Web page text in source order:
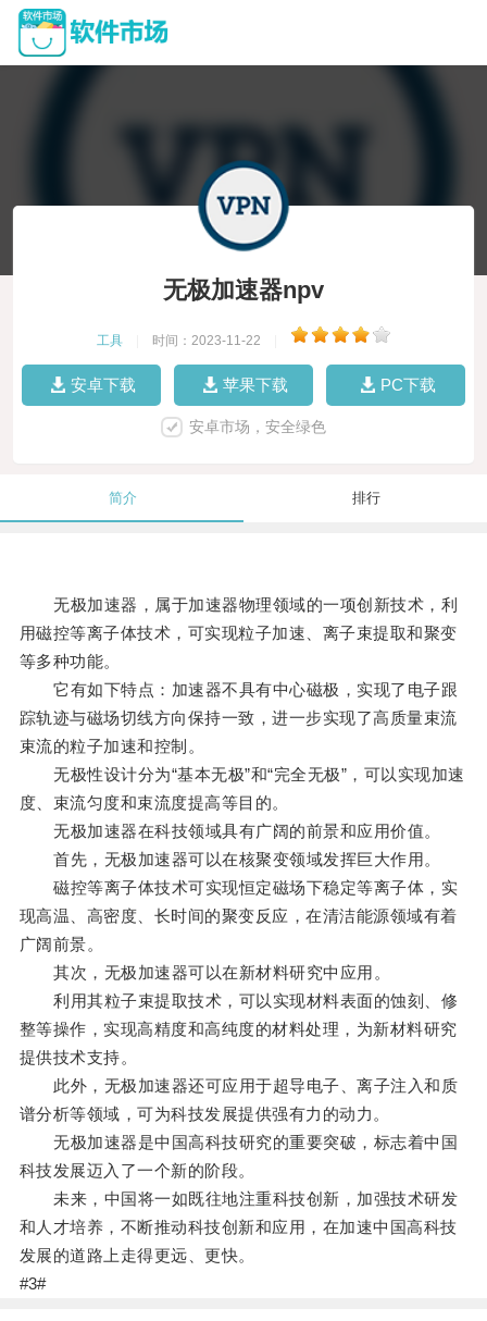
无极加速器npv
工具 时间：2023-11-22
安卓下载 苹果下载 PC下载
安卓市场，安全绿色
简介 排行
无极加速器，属于加速器物理领域的一项创新技术，利
用磁控等离子体技术，可实现粒子加速、离子束提取和聚变
等多种功能。
它有如下特点：加速器不具有中心磁极，实现了电子跟
踪轨迹与磁场切线方向保持一致，进一步实现了高质量束流
束流的粒子加速和控制。
无极性设计分为“基本无极”和“完全无极”，可以实现加速
度、束流匀度和束流度提高等目的。
无极加速器在科技领域具有广阔的前景和应用价值。
首先，无极加速器可以在核聚变领域发挥巨大作用。
磁控等离子体技术可实现恒定磁场下稳定等离子体，实
现高温、高密度、长时间的聚变反应，在清洁能源领域有着
广阔前景。
其次，无极加速器可以在新材料研究中应用。
利用其粒子束提取技术，可以实现材料表面的蚀刻、修
整等操作，实现高精度和高纯度的材料处理，为新材料研究
提供技术支持。
此外，无极加速器还可应用于超导电子、离子注入和质
谱分析等领域，可为科技发展提供强有力的动力。
无极加速器是中国高科技研究的重要突破，标志着中国
科技发展迈入了一个新的阶段。
未来，中国将一如既往地注重科技创新，加强技术研发
和人才培养，不断推动科技创新和应用，在加速中国高科技
发展的道路上走得更远、更快。
#3#